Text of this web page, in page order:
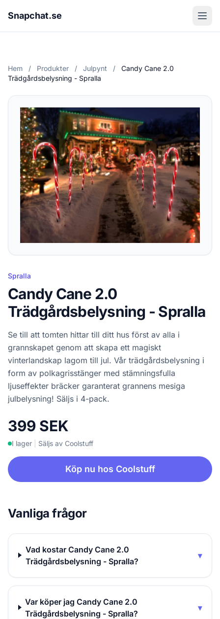
Snapchat.se
Hem / Produkter / Julpynt /
Candy Cane 2.0
Trädgårdsbelysning - Spralla
Spralla
Candy Cane 2.0
Trädgårdsbelysning - Spralla
Se till att tomten hittar till ditt hus först av alla i
grannskapet genom att skapa ett magiskt
vinterlandskap lagom till jul. Vår trädgårdsbelysning i
form av polkagrisstänger med stämningsfulla
ljuseffekter bräcker garanterat grannens mesiga
julbelysning! Säljs i 4-pack.
399 SEK
I lager Säljs av Coolstuff
Köp nu hos Coolstuff
Vanliga frågor
Vad kostar Candy Cane 2.0
Trädgårdsbelysning - Spralla?
▾
Var köper jag Candy Cane 2.0
Trädgårdsbelysning - Spralla?
▾